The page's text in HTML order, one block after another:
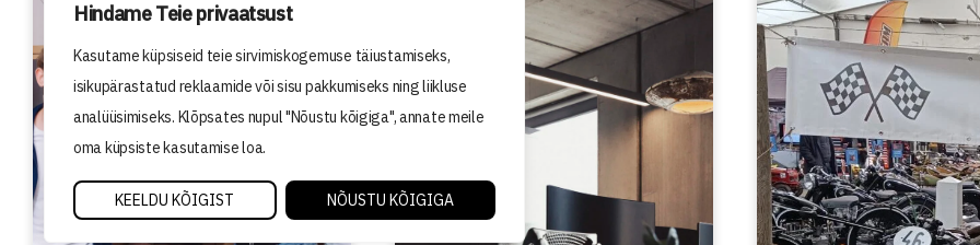
Hindame Teie privaatsust
Kasutame küpsiseid teie sirvimiskogemuse täiustamiseks,
isikupärastatud reklaamide või sisu pakkumiseks ning liikluse
analüüsimiseks. Klõpsates nupul "Nõustu kõigiga", annate meile
oma küpsiste kasutamise loa.
KEELDU KÕIGIST NÕUSTU KÕIGIGA